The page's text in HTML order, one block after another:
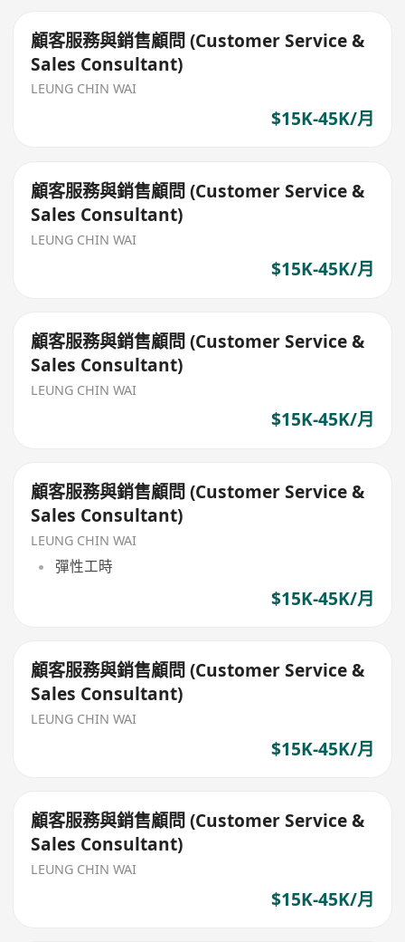
顧客服務與銷售顧問 (Customer Service &
Sales Consultant)
LEUNG CHIN WAI
$15K-45K/月
顧客服務與銷售顧問 (Customer Service &
Sales Consultant)
LEUNG CHIN WAI
$15K-45K/月
顧客服務與銷售顧問 (Customer Service &
Sales Consultant)
LEUNG CHIN WAI
$15K-45K/月
顧客服務與銷售顧問 (Customer Service &
Sales Consultant)
LEUNG CHIN WAI
彈性工時
$15K-45K/月
顧客服務與銷售顧問 (Customer Service &
Sales Consultant)
LEUNG CHIN WAI
$15K-45K/月
顧客服務與銷售顧問 (Customer Service &
Sales Consultant)
LEUNG CHIN WAI
$15K-45K/月